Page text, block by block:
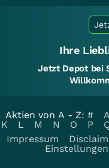
Ihre
Jetzt Depot bei
Aktien von A - Z: # A
K
L M N O P
Impressum
Einstellungen